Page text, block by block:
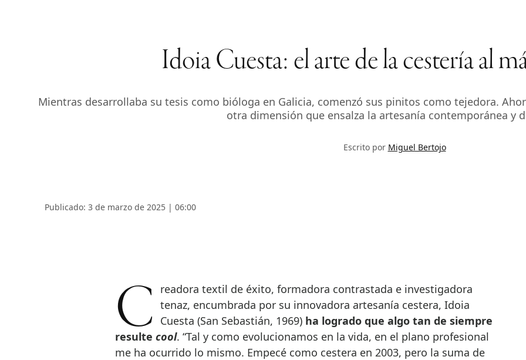
Idoia Cuesta: el arte de la cestería al
Mientras desarrollaba su tesis como bióloga en Galicia, comenzó sus pinitos como tejedora.
otra dimensión que ensalza la artesanía contemporánea y
Escrito por Miguel Bertojo
Publicado: 3 de marzo de 2025 | 06:00
Creadora textil de éxito, formadora contrastada e investigadora tenaz, encumbrada por su innovadora artesanía cestera, Idoia
Cuesta (San Sebastián, 1969) ha logrado que algo tan de siempre
resulte cool. “Tal y como evolucionamos en la vida, en el plano profesional
me ha ocurrido lo mismo. Empecé como cestera en 2003, pero la suma de